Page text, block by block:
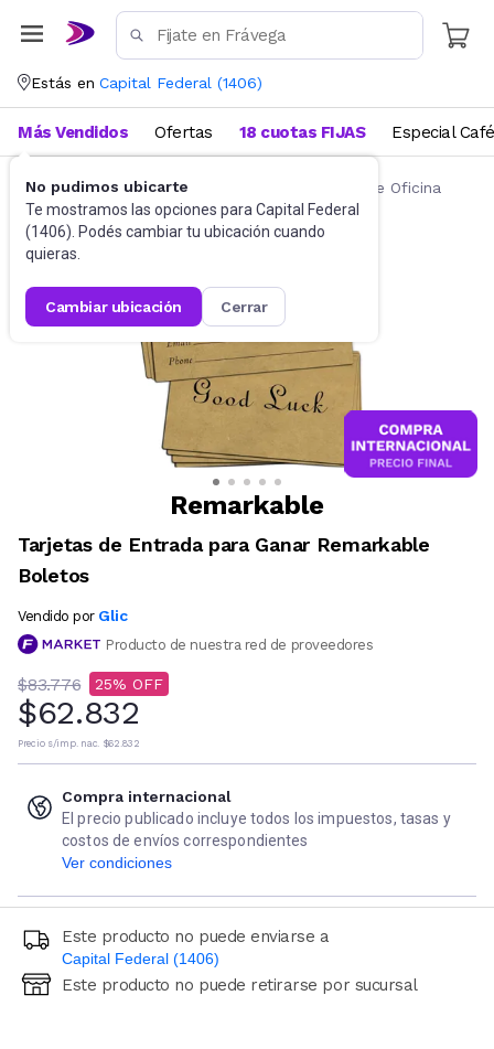
Estás en Capital Federal (1406)
No pudimos ubicarte
Te mostramos las opciones para Capital Federal
(1406). Podés cambiar tu ubicación cuando
quieras.
cambiar ubicación cerrar
Más Vendidos Ofertas 18 cuotas FIJAS Especial Café
Artículos de Librería y Papelería Artículos de Oficina
Remarkable
Tarjetas de Entrada para Ganar Remarkable
Boletos
Vendido por Glic
Producto de nuestra red de proveedores
$83.776 25
$62.832
Precio s/imp. nac. $62.832
Compra internacional
El precio publicado incluye todos los impuestos, tasas y
costos de envíos correspondientes
Ver condiciones
Este producto no puede enviarse a
Capital Federal (1406)
Ingresá código postal (sólo números)
Este producto no puede retirarse por sucursal